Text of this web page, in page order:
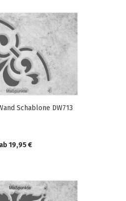
Schablone DW713
ab 19,95 €